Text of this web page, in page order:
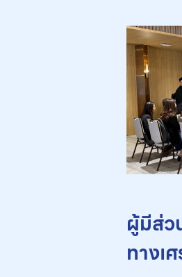
ผู้มีส่ว
ทางเ